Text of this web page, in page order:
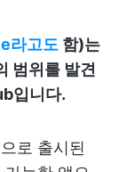
라고도 함)는
범위를 발견
입니다.
로 출시된